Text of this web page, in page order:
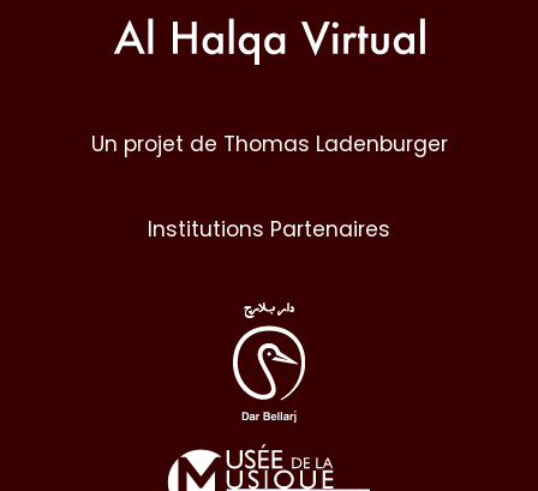
Un projet de Thomas Ladenburger
Institutions Partenaires